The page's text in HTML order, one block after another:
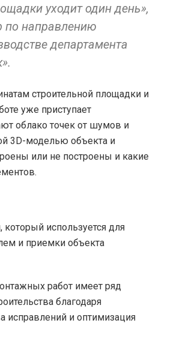
уходит один день»,
по направлению
департамента
строительной площадки и
уже приступает
облако точек от шумов и
3D-моделью объекта и
или не построены и какие
используется для
и приемки объекта
работ имеет ряд
благодаря
исправлений и оптимизация